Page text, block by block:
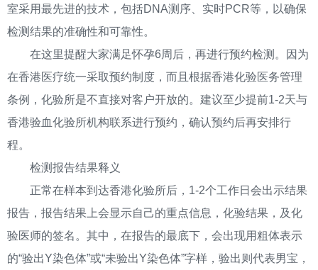
室采用最先进的技术，包括DNA测序、实时PCR等，以确保
检测结果的准确性和可靠性。
在这里提醒大家满足怀孕6周后，再进行预约检测。因为
在香港医疗统一采取预约制度，而且根据香港化验医务管理
条例，化验所是不直接对客户开放的。建议至少提前1-2天与
香港验血化验所机构联系进行预约，确认预约后再安排行
程。
检测报告结果释义
正常在样本到达香港化验所后，1-2个工作日会出示结果
报告，报告结果上会显示自己的重点信息，化验结果，及化
验医师的签名。其中，在报告的最底下，会出现用粗体表示
的“验出Y染色体”或“未验出Y染色体”字样，验出则代表男宝，